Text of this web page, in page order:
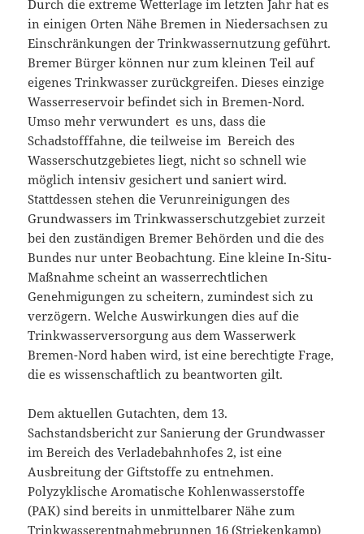
Durch die extreme Wetterlage im letzten Jahr hat es
in einigen Orten Nähe Bremen in Niedersachsen zu
Einschränkungen der Trinkwassernutzung geführt.
Bremer Bürger können nur zum kleinen Teil auf
eigenes Trinkwasser zurückgreifen. Dieses einzige
Wasserreservoir befindet sich in Bremen-Nord.
Umso mehr verwundert es uns, dass die
Schadstofffahne, die teilweise im Bereich des
Wasserschutzgebietes liegt, nicht so schnell wie
möglich intensiv gesichert und saniert wird.
Stattdessen stehen die Verunreinigungen des
Grundwassers im Trinkwasserschutzgebiet zurzeit
bei den zuständigen Bremer Behörden und die des
Bundes nur unter Beobachtung. Eine kleine In-Situ-
Maßnahme scheint an wasserrechtlichen
Genehmigungen zu scheitern, zumindest sich zu
verzögern. Welche Auswirkungen dies auf die
Trinkwasserversorgung aus dem Wasserwerk
Bremen-Nord haben wird, ist eine berechtigte Frage,
die es wissenschaftlich zu beantworten gilt.
Dem aktuellen Gutachten, dem 13.
Sachstandsbericht zur Sanierung der Grundwasser
im Bereich des Verladebahnhofes 2, ist eine
Ausbreitung der Giftstoffe zu entnehmen.
Polyzyklische Aromatische Kohlenwasserstoffe
(PAK) sind bereits in unmittelbarer Nähe zum
Trinkwasserentnahmebrunnen 16 (Striekenkamp)